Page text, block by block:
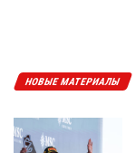
НОВЫЕ МАТЕРИАЛЫ